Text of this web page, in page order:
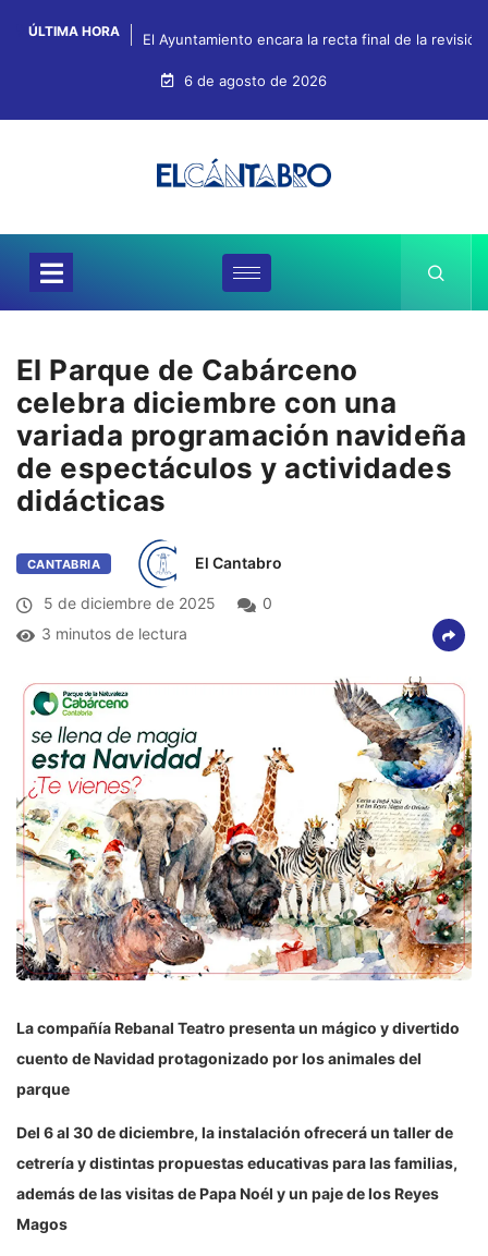
ÚLTIMA HORA El Ayuntamiento encara la recta final de la
6 de agosto de 2026
El Parque de Cabárceno
celebra diciembre con una
variada programación navideña
de espectáculos y actividades
didácticas
CANTABRIA El Cantabro
5 de diciembre de 2025
0
3 minutos de lectura
La compañía Rebanal Teatro presenta un mágico y divertido
cuento de Navidad protagonizado por los animales del
parque
Del 6 al 30 de diciembre, la instalación ofrecerá un taller de
cetrería y distintas propuestas educativas para las familias,
además de las visitas de Papa Noél y un paje de los Reyes
Magos